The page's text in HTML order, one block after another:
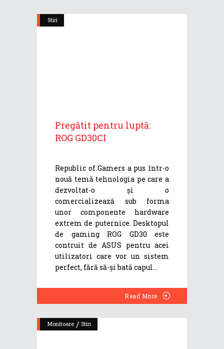
Stiri
Pregătit pentru luptă:
ROG GD30CI
Republic of Gamers a pus într-o
nouă temă tehnologia pe care a
dezvoltat-o și o
comercializează sub forma
unor componente hardware
extrem de puternice. Desktopul
de gaming ROG GD30 este
contruit de ASUS pentru acei
utilizatori care vor un sistem
perfect, fără să-și bată capul
Read More
Monitoare / Stiri